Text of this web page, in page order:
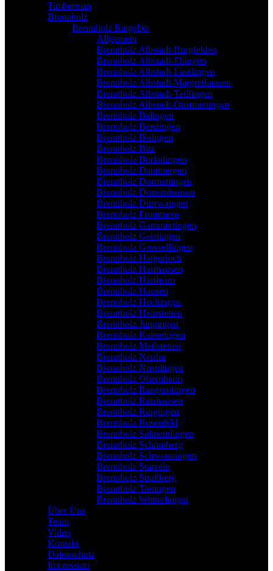
Timberman
Brennholz
Brennholz Ratgeber
Allgemein
Brennholz Albstadt-Burgfelden
Brennholz Albstadt-Ebingen
Brennholz Albstadt-Lautlingen
Brennholz Albstadt-Margrethausen
Brennholz Albstadt-Tailfingen
Brennholz Albstadt-Onstmettingen
Brennholz Balingen
Brennholz Benzingen
Brennholz Bisingen
Brennholz Bitz
Brennholz Burladingen
Brennholz Dautmergen
Brennholz Dormettingen
Brennholz Dotternhausen
Brennholz Dürrwangen
Brennholz Frommern
Brennholz Gammertingen
Brennholz Geislingen
Brennholz Grosselfingen
Brennholz Haigerloch
Brennholz Harthausen
Brennholz Hartheim
Brennholz Hausen
Brennholz Hechingen
Brennholz Heinstetten
Brennholz Jungingen
Brennholz Kaiseringen
Brennholz Meßstetten
Brennholz Neufra
Brennholz Nusplingen
Brennholz Obernheim
Brennholz Rangendingen
Brennholz Ratshausen
Brennholz Ringingen
Brennholz Rosenfeld
Brennholz Salmendingen
Brennholz Schömberg
Brennholz Schwenningen
Brennholz Starzeln
Brennholz Straßberg
Brennholz Tieringen
Brennholz Winterlingen
Über Uns
Team
Video
Kontakt
Datenschutz
Impressum